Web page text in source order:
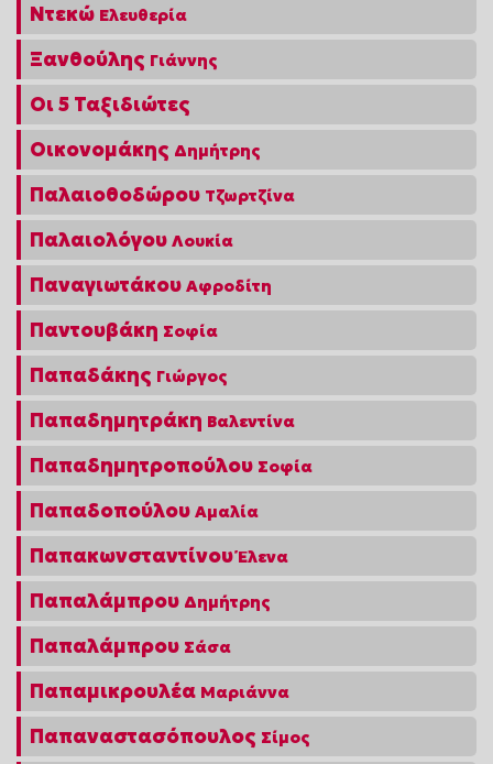
Ντεκώ Ελευθερία
Ξανθούλης Γιάννης
Οι 5 Ταξιδιώτες
Οικονομάκης Δημήτρης
Παλαιοθοδώρου Τζωρτζίνα
Παλαιολόγου Λουκία
Παναγιωτάκου Αφροδίτη
Παντουβάκη Σοφία
Παπαδάκης Γιώργος
Παπαδημητράκη Βαλεντίνα
Παπαδημητροπούλου Σοφία
Παπαδοπούλου Αμαλία
Παπακωνσταντίνου Έλενα
Παπαλάμπρου Δημήτρης
Παπαλάμπρου Σάσα
Παπαμικρουλέα Μαριάννα
Παπαναστασόπουλος Σίμος